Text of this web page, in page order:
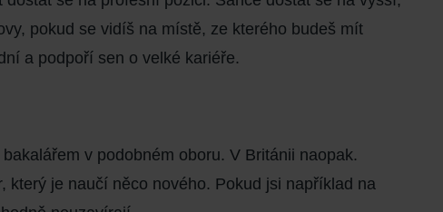
pokud se vidíš na místě, ze kterého budeš mít
a podpoří sen o velké kariéře.
v podobném oboru. V Británii naopak.
který je naučí něco nového. Pokud jsi například na